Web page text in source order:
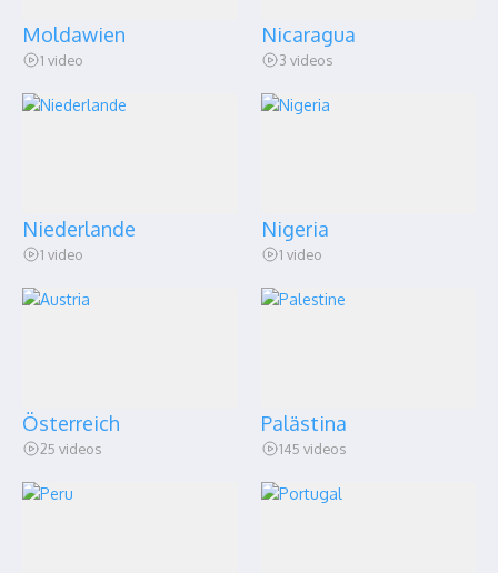
Moldawien
1 video
Nicaragua
3 videos
Niederlande
1 video
Nigeria
1 video
Österreich
25 videos
Palästina
145 videos